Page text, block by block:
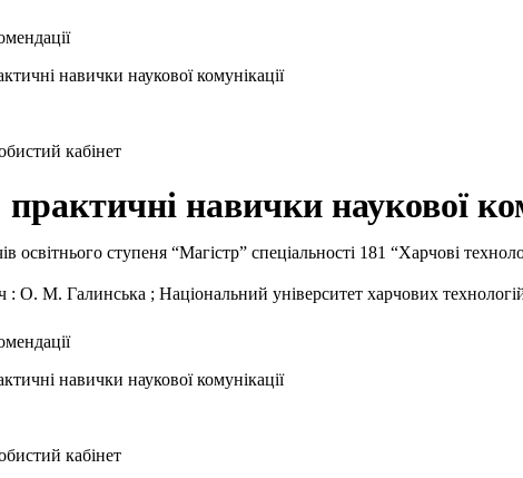
навички наукової комунікації
кабінет
навички наукової
освітнього ступеня “Магістр” спеціальності 181 “Харчові
: О. М. Галинська ; Національний університет харчових
навички наукової комунікації
кабінет